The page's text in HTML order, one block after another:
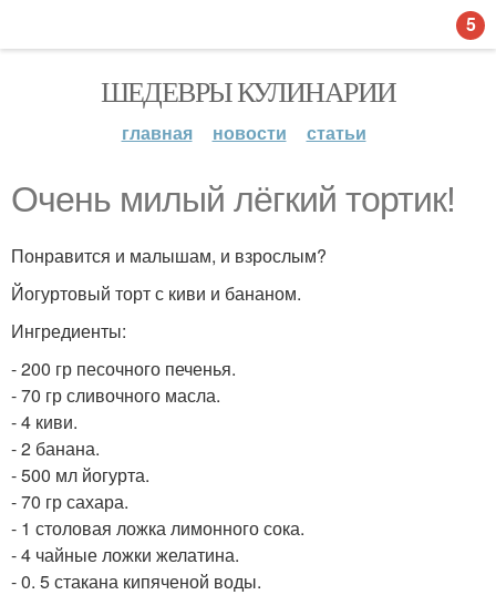
ШЕДЕВРЫ КУЛИНАРИИ
главная новости статьи
Очень милый лёгкий тортик!
Понравится и малышам, и взрослым?
Йогуртовый торт с киви и бананом.
Ингредиенты:
- 200 гр песочного печенья.
- 70 гр сливочного масла.
- 4 киви.
- 2 банана.
- 500 мл йогурта.
- 70 гр сахара.
- 1 столовая ложка лимонного сока.
- 4 чайные ложки желатина.
- 0. 5 стакана кипяченой воды.
5